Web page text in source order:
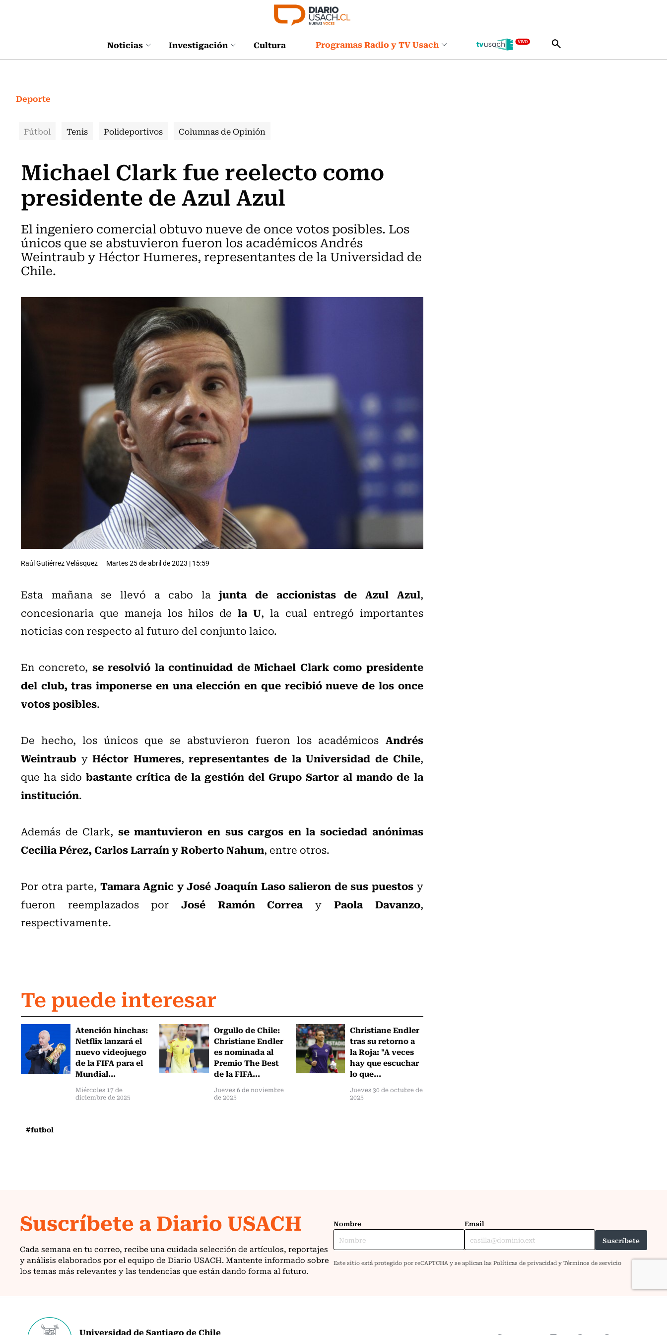
Noticias Investigación Cultura Programas Radio y TV Usach
Deporte
Fútbol Tenis Polideportivos Columnas de Opinión
Michael Clark fue reelecto como
presidente de Azul Azul
El ingeniero comercial obtuvo nueve de once votos posibles. Los
únicos que se abstuvieron fueron los académicos Andrés
Weintraub y Héctor Humeres, representantes de la Universidad de
Chile.
Raúl Gutiérrez Velásquez Martes 25 de abril de 2023 | 15:59
Esta mañana se llevó a cabo lajunta de accionistas de Azul Azul,
concesionaria que maneja los hilos dela U, la cual entregó importantes
noticias con respecto al futuro del conjunto laico.
En concreto, se resolvió la continuidad de Michael Clark como presidente
del club, tras imponerse en una elección en que recibió nueve de los once
votos posibles.
De hecho, los únicos que se abstuvieron fueron los académicos Andrés
Weintraub yHéctor Humeres,representantes de la Universidad de Chile,
que ha sidobastante crítica de la gestión del Grupo Sartor al mando de la
institución.
Además de Clark, se mantuvieron en sus cargos en la sociedad anónimas
Cecilia Pérez, Carlos Larraín y Roberto Nahum, entre otros.
Por otra parte, Tamara Agnic y José Joaquín Laso salieron de sus puestosy
fueron reemplazados porJosé Ramón Correa y Paola Davanzo,
respectivamente.
Te puede interesar
Atención hinchas:
Netflix lanzará el
nuevo videojuego
de la FIFA para el
Mundial...
Miércoles 17 de
diciembre de 2025
Orgullo de Chile:
Christiane Endler
es nominada al
Premio The Best
de la FIFA...
Jueves 6 de noviembre
de 2025
Christiane Endler
tras su retorno a
la Roja: "A veces
hay que escuchar
lo que...
Jueves 30 de octubre de
2025
#futbol
Universidad de Santiago de Chile